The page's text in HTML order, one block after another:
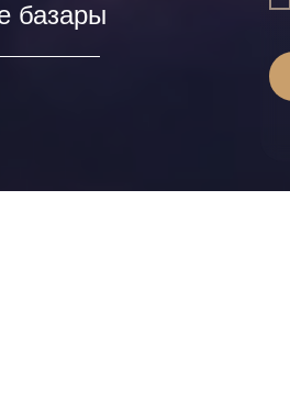
базары